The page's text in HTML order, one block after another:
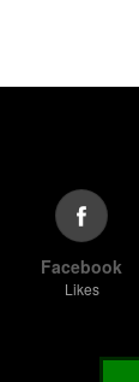
Facebook
Likes